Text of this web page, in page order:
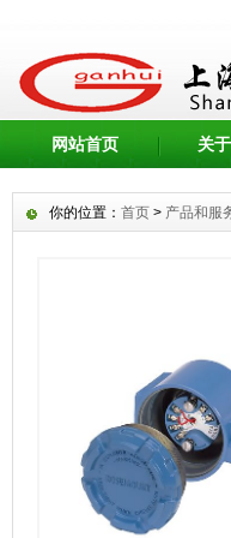
网站首页 关
你的位置： 首页 > 产品和服